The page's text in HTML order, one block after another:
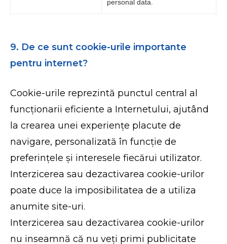
personal data.
9. De ce sunt cookie-urile importante
pentru internet?
Cookie-urile reprezintă punctul central al
funcționarii eficiente a Internetului, ajutând
la crearea unei experiențe placute de
navigare, personalizată în funcție de
preferințele și interesele fiecărui utilizator.
Interzicerea sau dezactivarea cookie-urilor
poate duce la imposibilitatea de a utiliza
anumite site-uri.
Interzicerea sau dezactivarea cookie-urilor
nu inseamnă că nu veți primi publicitate